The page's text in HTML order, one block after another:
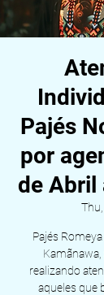
Pajés
por
de Abril
Pajés
realizando
aqueles que